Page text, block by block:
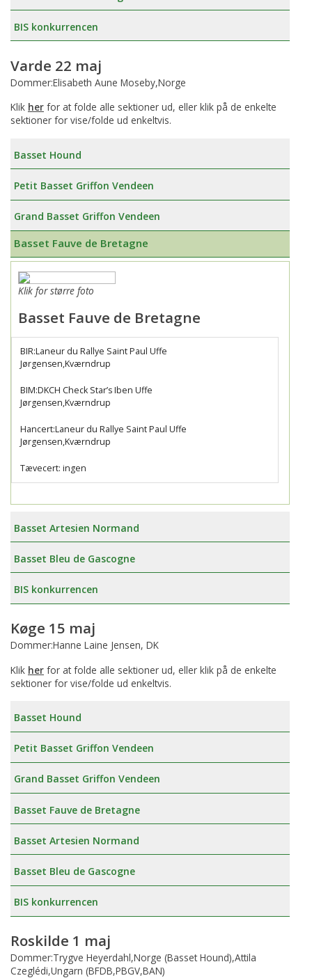
BIS konkurrencen
Varde 22 maj
Dommer:Elisabeth Aune Moseby,Norge
Klik her for at folde alle sektioner ud, eller klik på de enkelte
sektioner for vise/folde ud enkeltvis.
Basset Hound
Petit Basset Griffon Vendeen
Grand Basset Griffon Vendeen
Basset Fauve de Bretagne
Klik for større foto
Basset Fauve de Bretagne
BIR:Laneur du Rallye Saint Paul Uffe
Jørgensen,Kværndrup
BIM:DKCH Check Star’s Iben Uffe
Jørgensen,Kværndrup
Hancert:Laneur du Rallye Saint Paul Uffe
Jørgensen,Kværndrup
Tævecert: ingen
Basset Artesien Normand
Basset Bleu de Gascogne
BIS konkurrencen
Køge 15 maj
Dommer:Hanne Laine Jensen, DK
Klik her for at folde alle sektioner ud, eller klik på de enkelte
sektioner for vise/folde ud enkeltvis.
Basset Hound
Petit Basset Griffon Vendeen
Grand Basset Griffon Vendeen
Basset Fauve de Bretagne
Basset Artesien Normand
Basset Bleu de Gascogne
BIS konkurrencen
Roskilde 1 maj
Dommer:Trygve Heyerdahl,Norge (Basset Hound),Attila
Czeglédi,Ungarn (BFDB,PBGV,BAN)